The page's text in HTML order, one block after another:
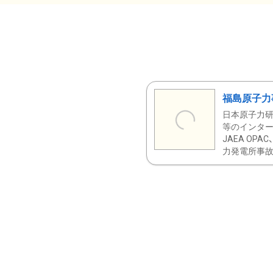
福島原子
日本原子力
等のインタ
JAEA OPAC
力発電所事